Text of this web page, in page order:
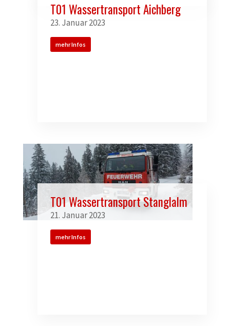
T01 Wassertransport Aichberg
23. Januar 2023
mehr Infos
T01 Wassertransport Stanglalm
21. Januar 2023
mehr Infos